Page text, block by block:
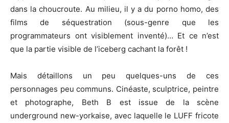
dans la choucroute. Au milieu, il y a du porno homo, des
films de séquestration (sous-genre que les
programmateurs ont visiblement inventé)… Et ce n’est
que la partie visible de l’iceberg cachant la forêt !
Mais détaillons un peu quelques-uns de ces
personnages peu communs. Cinéaste, sculptrice, peintre
et photographe, Beth B est issue de la scène
underground new-yorkaise, avec laquelle le LUFF fricote